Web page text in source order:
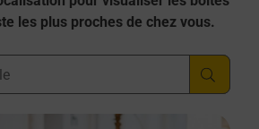
les plus proches de chez vous.
Postal